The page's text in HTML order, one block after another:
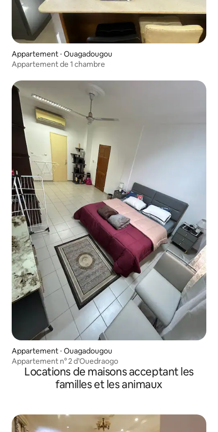
Appartement ⋅ Ouagadougou
Appartement de 1 chambre
Appartement ⋅ Ouagadougou
Appartement n° 2 d’Ouedraogo
Locations de maisons acceptant les
familles et les animaux